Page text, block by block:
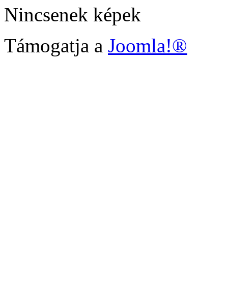
Nincsenek képek
Támogatja a Joomla!®